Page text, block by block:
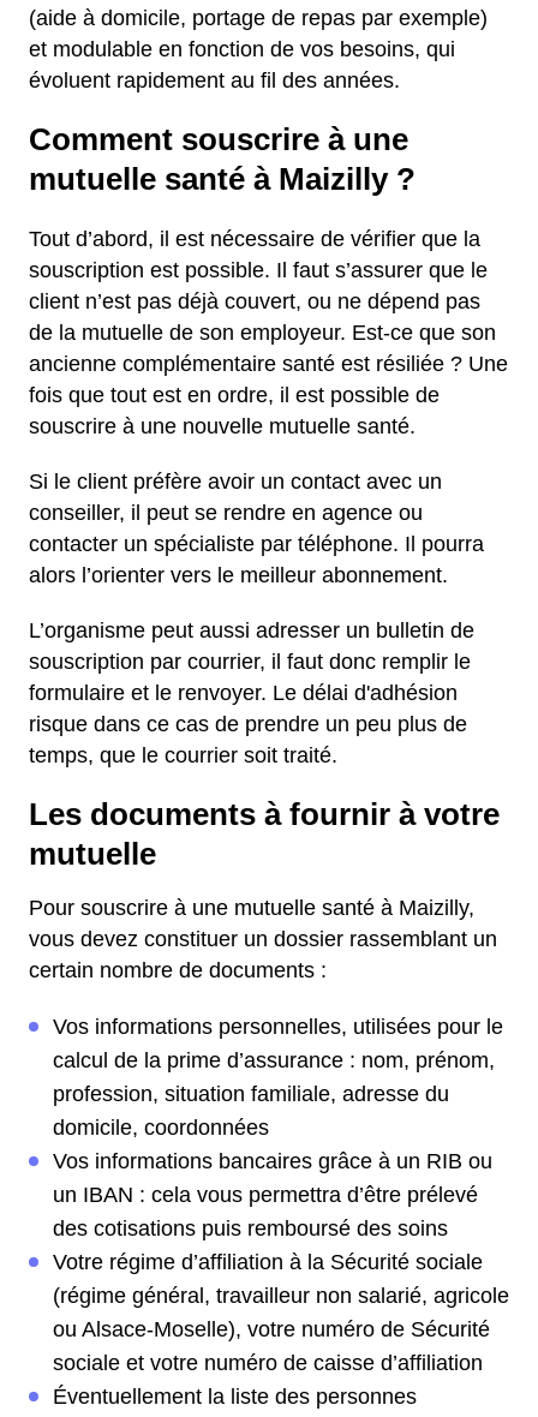
(aide à domicile, portage de repas par exemple)
et modulable en fonction de vos besoins, qui
évoluent rapidement au fil des années.
Comment souscrire à une
mutuelle santé à Maizilly ?
Tout d’abord, il est nécessaire de vérifier que la
souscription est possible. Il faut s’assurer que le
client n’est pas déjà couvert, ou ne dépend pas
de la mutuelle de son employeur. Est-ce que son
ancienne complémentaire santé est résiliée ? Une
fois que tout est en ordre, il est possible de
souscrire à une nouvelle mutuelle santé.
Si le client préfère avoir un contact avec un
conseiller, il peut se rendre en agence ou
contacter un spécialiste par téléphone. Il pourra
alors l’orienter vers le meilleur abonnement.
L’organisme peut aussi adresser un bulletin de
souscription par courrier, il faut donc remplir le
formulaire et le renvoyer. Le délai d'adhésion
risque dans ce cas de prendre un peu plus de
temps, que le courrier soit traité.
Les documents à fournir à votre
mutuelle
Pour souscrire à une mutuelle santé à Maizilly,
vous devez constituer un dossier rassemblant un
certain nombre de documents :
Vos informations personnelles, utilisées pour le
calcul de la prime d’assurance : nom, prénom,
profession, situation familiale, adresse du
domicile, coordonnées
Vos informations bancaires grâce à un RIB ou
un IBAN : cela vous permettra d’être prélevé
des cotisations puis remboursé des soins
Votre régime d’affiliation à la Sécurité sociale
(régime général, travailleur non salarié, agricole
ou Alsace-Moselle), votre numéro de Sécurité
sociale et votre numéro de caisse d’affiliation
Éventuellement la liste des personnes